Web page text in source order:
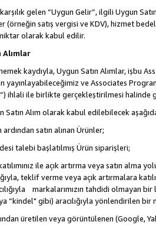
karşılık gelen “Uygun Gelir”, ilgili Uygun
(örneğin satış vergisi ve KDV), hizmet
olarak kabul edilir.
Alımlar
kaydıyla, Uygun Satın Alımlar, işbu
yayınlayabileceğimiz ve Associates
”) ihlali ile birlikte gerçekleştirilmesi halinde
Satın Alım olarak kabul edilebilecek
satın alınan Ürünler;
talebi başlatılmış Ürün siparişleri;
ile açık artırma veya satın alma
teklif verme veya açık artırmalara
markalarımızın tahdidi olmayan
“kindel" gibi) aracılığıyla yönlendirilen
üretilen veya görüntülenen (Google,